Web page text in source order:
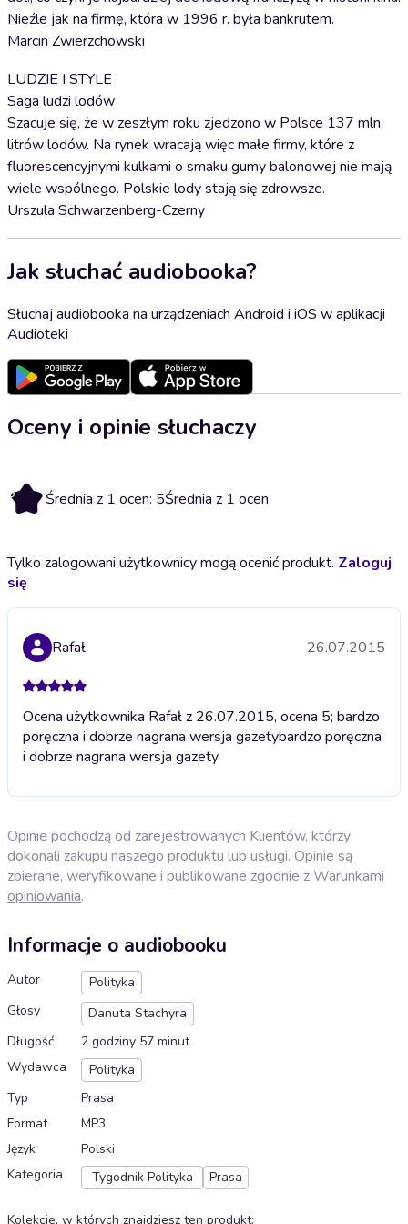
Nieźle jak na firmę, która w 1996 r. była bankrutem.
Marcin Zwierzchowski
LUDZIE I STYLE
Saga ludzi lodów
Szacuje się, że w zeszłym roku zjedzono w Polsce 137 mln
litrów lodów. Na rynek wracają więc małe firmy, które z
fluorescencyjnymi kulkami o smaku gumy balonowej nie mają
wiele wspólnego. Polskie lody stają się zdrowsze.
Urszula Schwarzenberg-Czerny
Jak słuchać audiobooka?
Słuchaj audiobooka na urządzeniach Android i iOS w aplikacji
Audioteki
Oceny i opinie słuchaczy
5 Średnia z 1 ocen: 5Średnia z 1 ocen
Tylko zalogowani użytkownicy mogą ocenić produkt. Zaloguj
się
Rafał 26.07.2015
Ocena użytkownika Rafał z 26.07.2015, ocena 5; bardzo
poręczna i dobrze nagrana wersja gazetybardzo poręczna
i dobrze nagrana wersja gazety
Opinie pochodzą od zarejestrowanych Klientów, którzy
dokonali zakupu naszego produktu lub usługi. Opinie są
zbierane, weryfikowane i publikowane zgodnie zWarunkami
opiniowania.
Informacje o audiobooku
Autor
Polityka
Głosy
Danuta Stachyra
Długość
2 godziny 57 minut
Wydawca
Polityka
Typ
Prasa
Format
MP3
Język
Polski
Kategoria
Tygodnik Polityka Prasa
Kolekcje, w których znajdziesz ten produkt: